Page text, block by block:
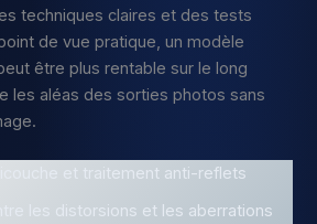
techniques claires et des tests
de vue pratique, un modèle
être plus rentable sur le long
les aléas des sorties photos sans
et traitement anti-reflets
les distorsions et les aberrations